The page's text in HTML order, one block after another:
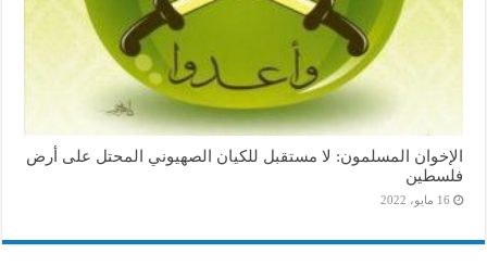
الإخوان المسلمون: لا مستقبل للكيان الصهيوني المحتل على أرض
فلسطين
16 مايو، 2022